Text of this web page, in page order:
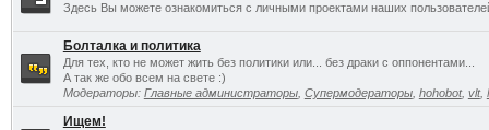
Здесь Вы можете ознакомиться с личными проектами наших
Болталка и политика
Для тех, кто не может жить без политики или... без драки с оппонентами...
А так же обо всем на свете :)
Модераторы: Главные администраторы, Супермодераторы, hohobot, vlt,
Ищем!